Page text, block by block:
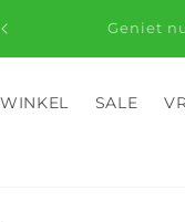
Wij zijn niet
gepassioneerde
SALE